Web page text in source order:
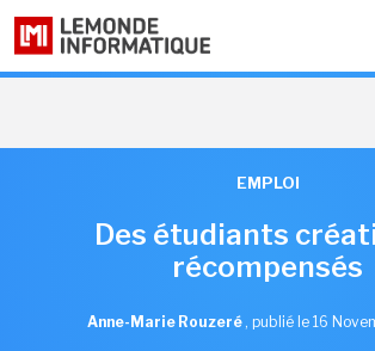
EMPLOI
Des étudiants
récompensés
Anne-Marie Rouzeré , publié le 16